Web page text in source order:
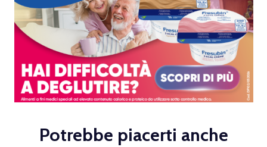
Potrebbe piacerti anche